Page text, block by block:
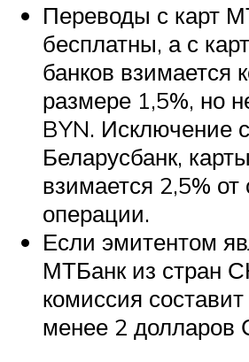
Переводы с карт
бесплатны, а с
банков взимается
размере 1,5%, но
BYN. Исключение
Беларусбанк,
взимается 2,5%
операции.
Если эмитентом
МТБанк из стран
комиссия
менее 2